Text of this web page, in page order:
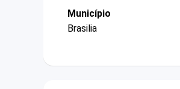
Município
Brasilia